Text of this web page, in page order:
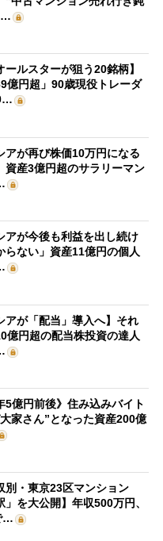
…
ールスターが狙う20銘柄】
億円超」90歳現役トレーダ
アが再び株価10万円になる
資産3億円超のサラリーマン
アが今後も利益を出し続け
らない」資産11億円の個人
アが「配当」導入へ】それ
億円超の配当株投資の達人
5億円前後》住み込みバイト
家さん”となった資産200億
別・東京23区マンション
」を大公開】年収500万円、
…